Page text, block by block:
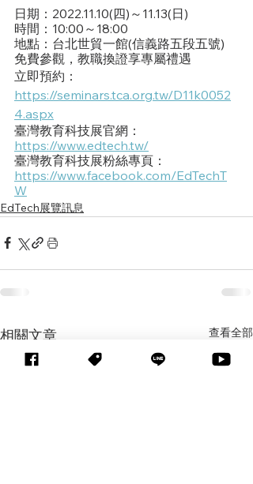
日期：2022.11.10(四)～11.13(日)
時間：10:00～18:00
地點：台北世貿一館(信義路五段五號)
免費參觀，教職換證享專屬禮遇
立即預約：
https://seminars.tca.org.tw/D11k0052
4.aspx
臺灣教育科技展官網：
https://www.edtech.tw/
臺灣教育科技展粉絲專頁：
https://www.facebook.com/EdTechT
W
EdTech展覽訊息
相關文章 查看全部